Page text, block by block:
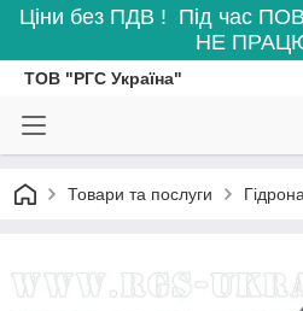
Ціни без ПДВ ! Під час
НЕ
ТОВ "РГС Україна"
Товари та послуги